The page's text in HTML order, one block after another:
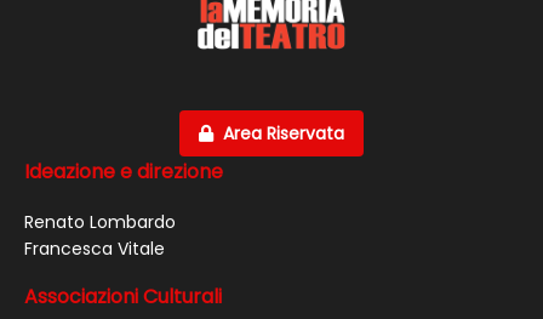
Area Riservata
Ideazione e direzione
Renato Lombardo
Francesca Vitale
Associazioni Culturali